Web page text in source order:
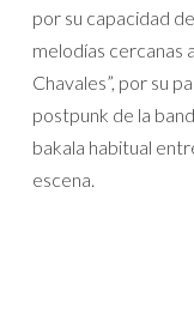
por su capacidad
melodías cercanas
Chavales”, por su
postpunk de la
bakala habitual
escena.